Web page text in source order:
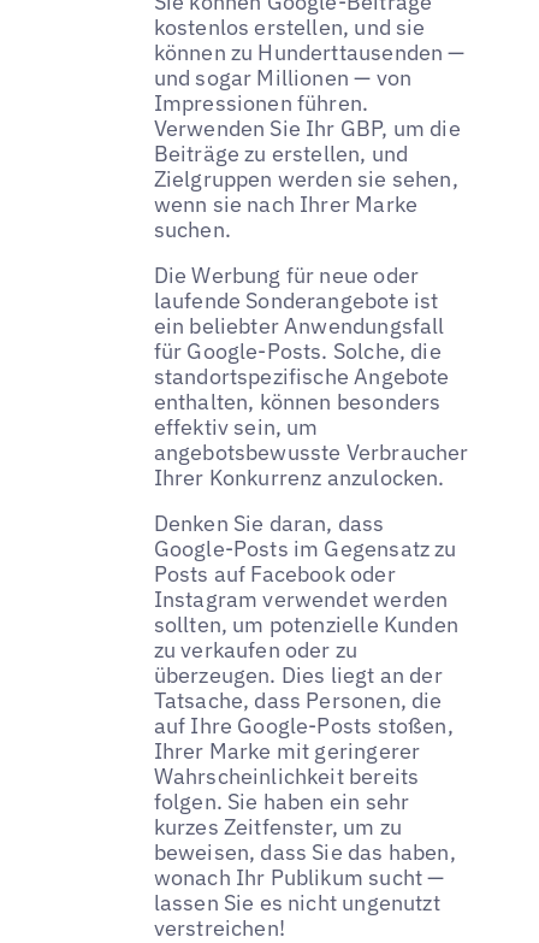
kostenlos erstellen, und sie
können zu Hunderttausenden —
und sogar Millionen — von
Impressionen führen.
Verwenden Sie Ihr GBP, um die
Beiträge zu erstellen, und
Zielgruppen werden sie sehen,
wenn sie nach Ihrer Marke
suchen.
Die Werbung für neue oder
laufende Sonderangebote ist
ein beliebter Anwendungsfall
für Google-Posts. Solche, die
standortspezifische Angebote
enthalten, können besonders
effektiv sein, um
angebotsbewusste Verbraucher
Ihrer Konkurrenz anzulocken.
Denken Sie daran, dass
Google-Posts im Gegensatz zu
Posts auf Facebook oder
Instagram verwendet werden
sollten, um potenzielle Kunden
zu verkaufen oder zu
überzeugen. Dies liegt an der
Tatsache, dass Personen, die
auf Ihre Google-Posts stoßen,
Ihrer Marke mit geringerer
Wahrscheinlichkeit bereits
folgen. Sie haben ein sehr
kurzes Zeitfenster, um zu
beweisen, dass Sie das haben,
wonach Ihr Publikum sucht —
lassen Sie es nicht ungenutzt
verstreichen!